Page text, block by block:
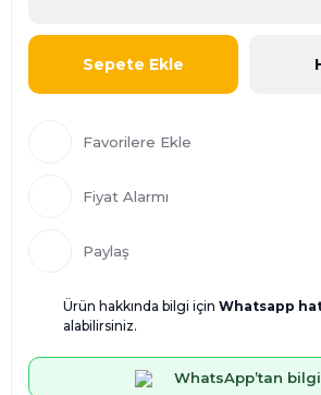
Sepete Ekle
Fiyat Alarmı
Paylaş
Ürün hakkında bilgi için Whatsapp
alabilirsiniz.
WhatsApp’tan bilgi